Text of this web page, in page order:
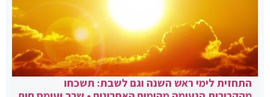
התחזית לימי ראש השנה וגם לשבת: תשכחו